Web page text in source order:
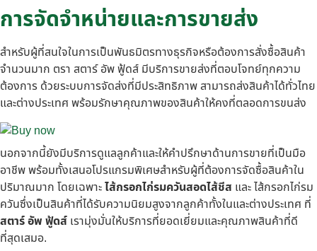
การจัดจำหน่ายและการขายส่ง
สำหรับผู้ที่สนใจในการเป็นพันธมิตรทางธุรกิจหรือต้องการสั่งซื้อสินค้า
จำนวนมาก ตรา สตาร์ อัพ ฟู้ดส์ มีบริการขายส่งที่ตอบโจทย์ทุกความ
ต้องการ ด้วยระบบการจัดส่งที่มีประสิทธิภาพ สามารถส่งสินค้าได้ทั่วไทย
และต่างประเทศ พร้อมรักษาคุณภาพของสินค้าให้คงที่ตลอดการขนส่ง
นอกจากนี้ยังมีบริการดูแลลูกค้าและให้คำปรึกษาด้านการขายที่เป็นมือ
อาชีพ พร้อมทั้งเสนอโปรแกรมพิเศษสำหรับผู้ที่ต้องการจัดซื้อสินค้าใน
ปริมาณมาก โดยเฉพาะไส้กรอกไก่รมควันสอดไส้ชีส และ ไส้กรอกไก่รม
ควันซึ่งเป็นสินค้าที่ได้รับความนิยมสูงจากลูกค้าทั้งในและต่างประเทศ ที่
สตาร์ อัพ ฟู้ดส์ เรามุ่งมั่นให้บริการที่ยอดเยี่ยมและคุณภาพสินค้าที่ดี
ที่สุดเสมอ.